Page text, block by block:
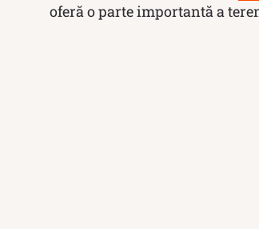
oferă o parte importantă a